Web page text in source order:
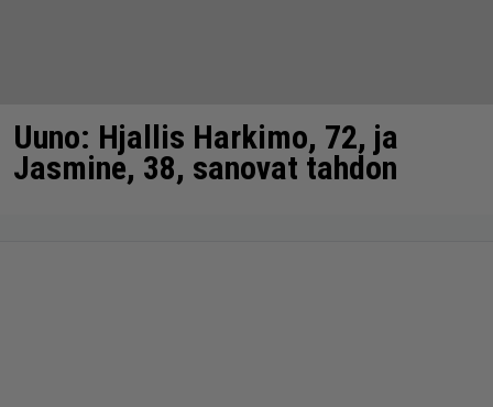
Uuno: Hjallis Harkimo, 72, ja
Jasmine, 38, sanovat tahdon